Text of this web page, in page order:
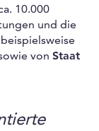
10.000
und die
von Staat